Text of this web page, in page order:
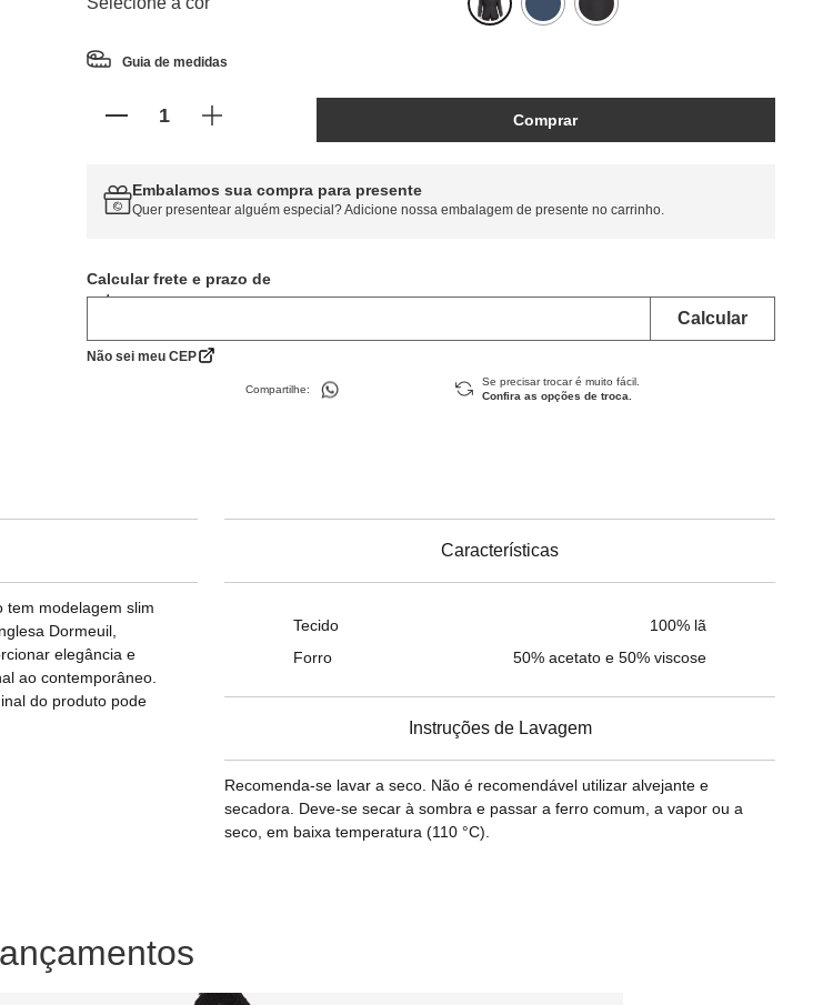
Guia de medidas
Comprar
Embalamos sua compra para presente
Quer presentear alguém especial? Adicione nossa embalagem de presente no carrinho.
Calcular frete
Não sei meu CEP
Compartilhe:
Se precisar trocar é muito fácil.
Confira as opções de troca.
tem modelagem slim
Dormeuil,
elegância e
ao contemporâneo.
do produto pode
Características
Tecido
100% lã
Forro
50% acetato e 50% viscose
Instruções de Lavagem
Recomenda-se lavar a seco. Não é recomendável utilizar alvejante e
secadora. Deve-se secar à sombra e passar a ferro comum, a vapor ou a
seco, em baixa temperatura (110 °C).